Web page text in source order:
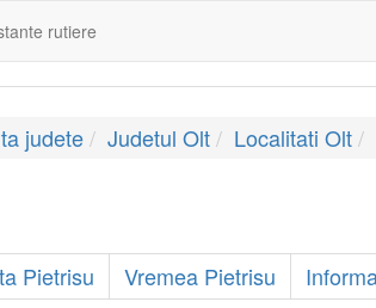
rutiere
judete Judetul Olt Localitati Olt
Pietrisu Vremea Pietrisu